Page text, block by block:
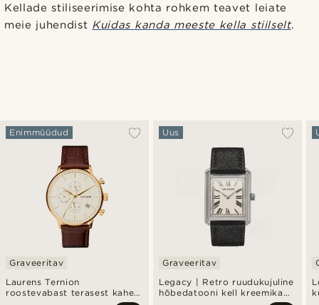
Kellade stiliseerimise kohta rohkem teavet leiate
meie juhendist Kuidas kanda meeste kella stiilselt.
Laurens Ternion
roostevabast terasest kahe
Enimmüüdud
Graveeritav
Legacy | Retro ruudukujuline
hõbedatooni kell kreemika
Uus
Graveeritav